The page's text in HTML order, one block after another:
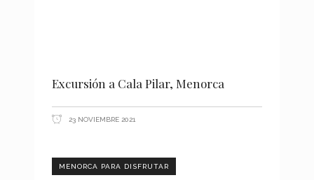
Excursión a Cala Pilar, Menorca
23 NOVIEMBRE 2021
MENORCA PARA DISFRUTAR